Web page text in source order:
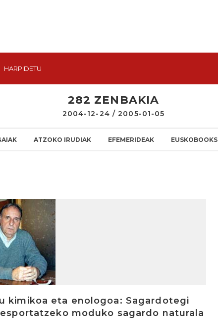
HARPIDETU
282 ZENBAKIA
2004-12-24 / 2005-01-05
ATZOKO IRUDIAK EFEMERIDEAK EUSKOBOOKS
kimikoa eta enologoa: Sagardotegi
moduko sagardo naturala